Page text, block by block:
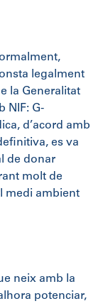
legalment
la Generalitat
NIF: G-
d’acord amb
es va
de donar
molt de
medi ambient
neix amb la
potenciar,